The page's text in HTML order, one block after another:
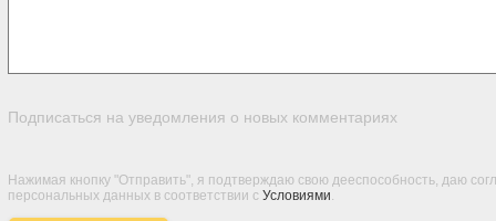
Подписаться на уведомления о новых комментариях
Нажимая кнопку "Отправить", я подтверждаю свою дееспособность, даю
персональных данных в соответствии с Условиями.